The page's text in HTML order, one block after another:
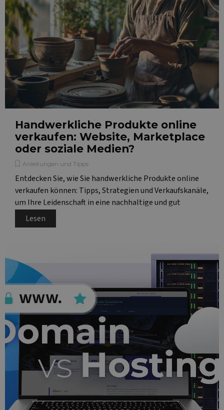
Handwerkliche Produkte online
verkaufen: Website, Marketplace
oder soziale Medien?
Anleitungen und Tipps
Entdecken Sie, wie Sie handwerkliche Produkte online
verkaufen können: Tipps, Strategien und Verkaufskanäle,
um Ihre Leidenschaft in eine nachhaltige und gut
organisierte Online-Präsenz verzuwandeln.
Lesen